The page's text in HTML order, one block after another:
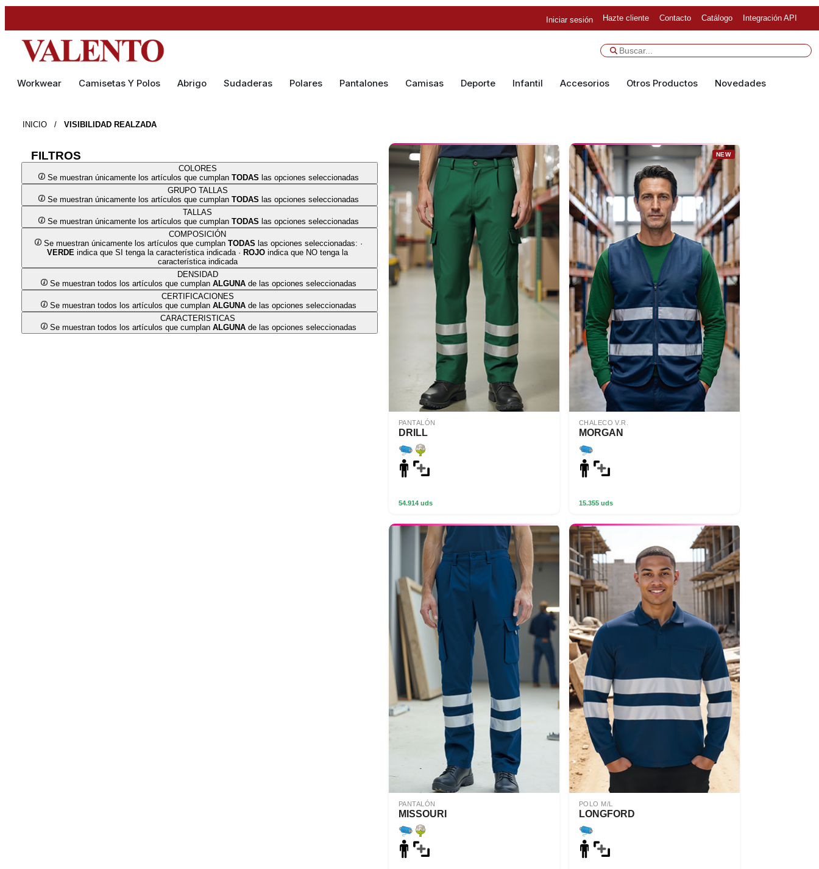
Iniciar sesión Hazte cliente Contacto Catálogo Integración API
Workwear Camisetas Y Polos Abrigo Sudaderas Polares Pantalones Camisas Deporte Infantil Accesorios Otros Productos Novedades
INICIO / VISIBILIDAD REALZADA
FILTROS
COLORES
Se muestran únicamente los artículos que cumplan TODAS las opciones seleccionadas
GRUPO TALLAS
Se muestran únicamente los artículos que cumplan TODAS las opciones seleccionadas
TALLAS
Se muestran únicamente los artículos que cumplan TODAS las opciones seleccionadas
COMPOSICIÓN
Se muestran únicamente los artículos que cumplan TODAS las opciones seleccionadas: ·
VERDE indica que SI tenga la característica indicada · ROJO indica que NO tenga la
característica indicada
DENSIDAD
Se muestran todos los artículos que cumplan ALGUNAde las opciones seleccionadas
CERTIFICACIONES
Se muestran todos los artículos que cumplan ALGUNAde las opciones seleccionadas
CARACTERISTICAS
Se muestran todos los artículos que cumplan ALGUNAde las opciones seleccionadas
PANTALÓN
DRILL
54.914 uds
NEW
CHALECO V.R.
MORGAN
15.355 uds
PANTALÓN
MISSOURI
POLO M/L
LONGFORD